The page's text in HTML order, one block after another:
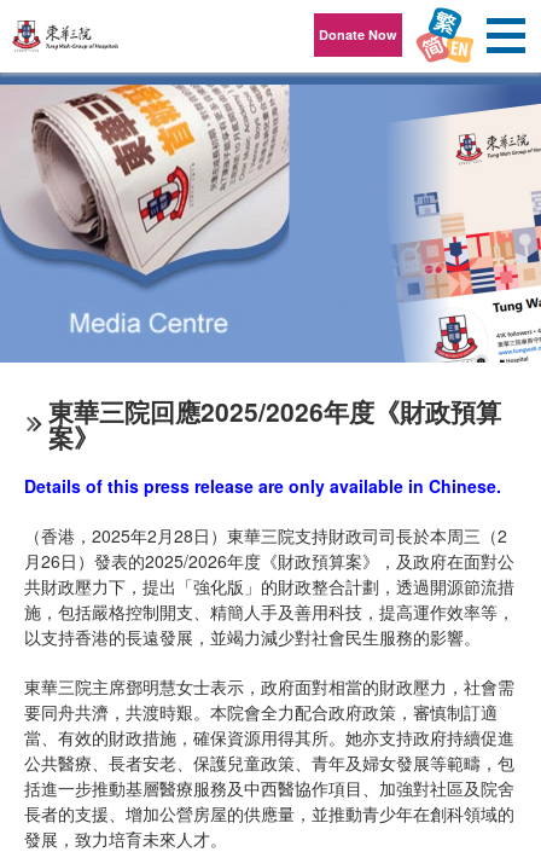
Donate Now
東華三院回應2025/2026年度《財政預算
案》
Details of this press release are only available in Chinese.
（香港，2025年2月28日）東華三院支持財政司司長於本周三（2
月26日）發表的2025/2026年度《財政預算案》，及政府在面對公
共財政壓力下，提出「強化版」的財政整合計劃，透過開源節流措
施，包括嚴格控制開支、精簡人手及善用科技，提高運作效率等，
以支持香港的長遠發展，並竭力減少對社會民生服務的影響。
東華三院主席鄧明慧女士表示，政府面對相當的財政壓力，社會需
要同舟共濟，共渡時艱。本院會全力配合政府政策，審慎制訂適
當、有效的財政措施，確保資源用得其所。她亦支持政府持續促進
公共醫療、長者安老、保護兒童政策、青年及婦女發展等範疇，包
括進一步推動基層醫療服務及中西醫協作項目、加強對社區及院舍
長者的支援、增加公營房屋的供應量，並推動青少年在創科領域的
發展，致力培育未來人才。